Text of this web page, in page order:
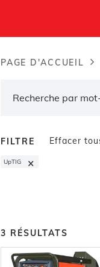
PAGE D'ACCUEIL
FILTRE Effacer
UpTIG ×
3 RÉSULTATS